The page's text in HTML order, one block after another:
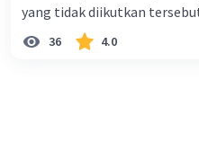
yang tidak diikutkan
36 4.0